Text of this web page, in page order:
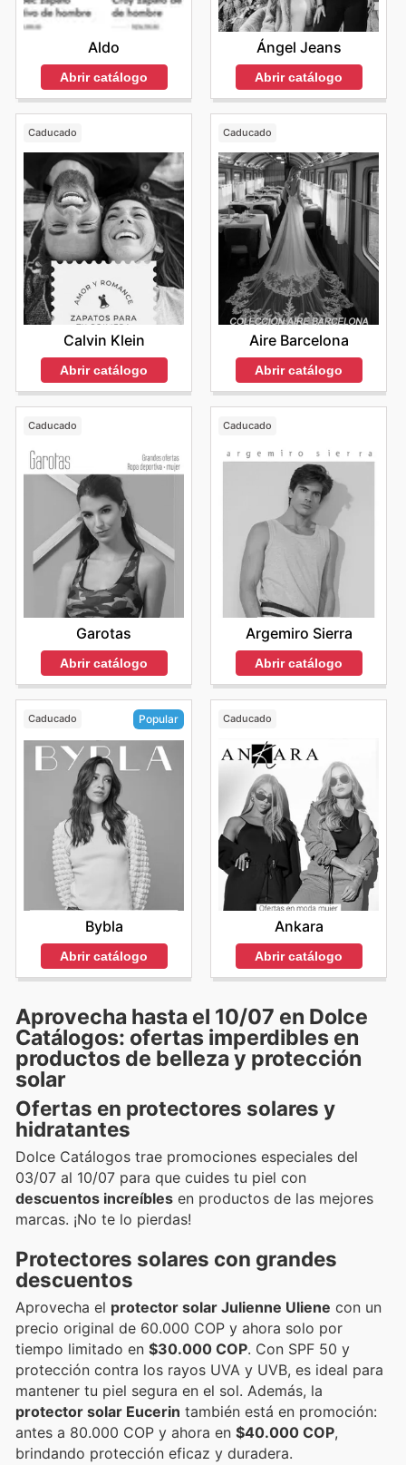
Aldo
Abrir catálogo
Ángel Jeans
Abrir catálogo
Caducado
Calvin Klein
Abrir catálogo
Caducado
Aire Barcelona
Abrir catálogo
Caducado
Garotas
Abrir catálogo
Caducado
Argemiro Sierra
Abrir catálogo
Caducado Popular
Bybla
Abrir catálogo
Caducado
Ankara
Abrir catálogo
Aprovecha hasta el 10/07 en Dolce
Catálogos: ofertas imperdibles en
productos de belleza y protección
solar
Ofertas en protectores solares y
hidratantes
Dolce Catálogos trae promociones especiales del
03/07 al 10/07 para que cuides tu piel con
descuentos increíbles en productos de las mejores
marcas. ¡No te lo pierdas!
Protectores solares con grandes
descuentos
Aprovecha el protector solar Julienne Uliene con un
precio original de 60.000 COP y ahora solo por
tiempo limitado en $30.000 COP. Con SPF 50 y
protección contra los rayos UVA y UVB, es ideal para
mantener tu piel segura en el sol. Además, la
protector solar Eucerin también está en promoción:
antes a 80.000 COP y ahora en $40.000 COP,
brindando protección eficaz y duradera.